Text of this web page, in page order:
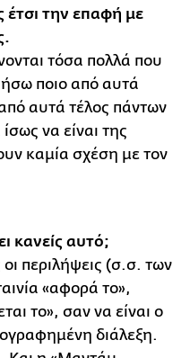
έτσι την επαφή με
τόσα πολλά που
ποιο από αυτά
αυτά τέλος πάντων
ίσως να είναι της
καμία σχέση με τον
κανείς αυτό;
περιλήψεις (σ.σ. των
«αφορά το»,
το», σαν να είναι ο
διάλεξη.